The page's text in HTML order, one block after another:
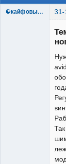
☯кайфовыйtrail♂☯ 31-